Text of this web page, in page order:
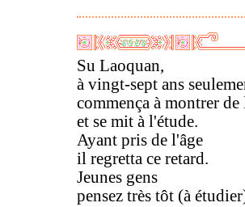
Su Laoquan,
à vingt-sept ans
commença à montrer
et se mit à l'étude.
Ayant pris de l'âge
il regretta ce retard.
Jeunes gens
pensez très tôt (à